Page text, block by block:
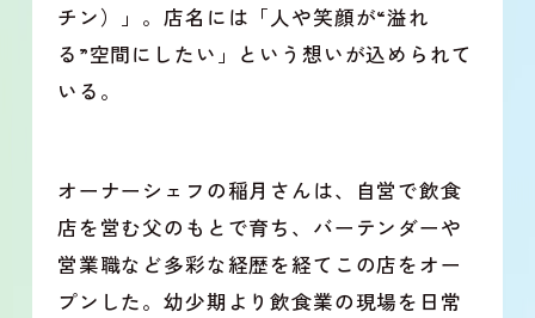
チン）」。店名には「人や笑顔が“溢れ
る”空間にしたい」という想いが込められて
いる。
オーナーシェフの稲月さんは、自営で飲食
店を営む父のもとで育ち、バーテンダーや
営業職など多彩な経歴を経てこの店をオー
プンした。幼少期より飲食業の現場を日常